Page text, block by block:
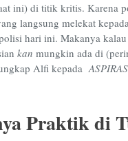
ini) di titik kritis. Karena
langsung melekat
hari ini. Makanya
kan mungkin ada di
Alfi kepada
Praktik di